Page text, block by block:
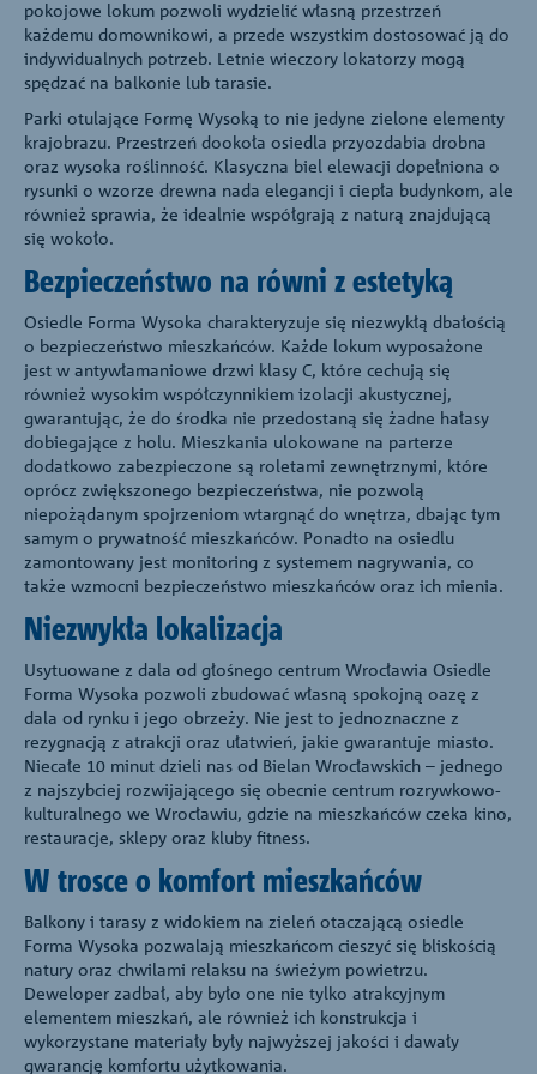
pokojowe lokum pozwoli wydzielić własną przestrzeń
każdemu domownikowi, a przede wszystkim dostosować ją do
indywidualnych potrzeb. Letnie wieczory lokatorzy mogą
spędzać na balkonie lub tarasie.
Parki otulające Formę Wysoką to nie jedyne zielone elementy
krajobrazu. Przestrzeń dookoła osiedla przyozdabia drobna
oraz wysoka roślinność. Klasyczna biel elewacji dopełniona o
rysunki o wzorze drewna nada elegancji i ciepła budynkom, ale
również sprawia, że idealnie współgrają z naturą znajdującą
się wokoło.
Bezpieczeństwo na równi z estetyką
Osiedle Forma Wysoka charakteryzuje się niezwykłą dbałością
o bezpieczeństwo mieszkańców. Każde lokum wyposażone
jest w antywłamaniowe drzwi klasy C, które cechują się
również wysokim współczynnikiem izolacji akustycznej,
gwarantując, że do środka nie przedostaną się żadne hałasy
dobiegające z holu. Mieszkania ulokowane na parterze
dodatkowo zabezpieczone są roletami zewnętrznymi, które
oprócz zwiększonego bezpieczeństwa, nie pozwolą
niepożądanym spojrzeniom wtargnąć do wnętrza, dbając tym
samym o prywatność mieszkańców. Ponadto na osiedlu
zamontowany jest monitoring z systemem nagrywania, co
także wzmocni bezpieczeństwo mieszkańców oraz ich mienia.
Niezwykła lokalizacja
Usytuowane z dala od głośnego centrum Wrocławia Osiedle
Forma Wysoka pozwoli zbudować własną spokojną oazę z
dala od rynku i jego obrzeży. Nie jest to jednoznaczne z
rezygnacją z atrakcji oraz ułatwień, jakie gwarantuje miasto.
Niecałe 10 minut dzieli nas od Bielan Wrocławskich – jednego
z najszybciej rozwijającego się obecnie centrum rozrywkowo-
kulturalnego we Wrocławiu, gdzie na mieszkańców czeka kino,
restauracje, sklepy oraz kluby fitness.
W trosce o komfort mieszkańców
Balkony i tarasy z widokiem na zieleń otaczającą osiedle
Forma Wysoka pozwalają mieszkańcom cieszyć się bliskością
natury oraz chwilami relaksu na świeżym powietrzu.
Deweloper zadbał, aby było one nie tylko atrakcyjnym
elementem mieszkań, ale również ich konstrukcja i
wykorzystane materiały były najwyższej jakości i dawały
gwarancję komfortu użytkowania.